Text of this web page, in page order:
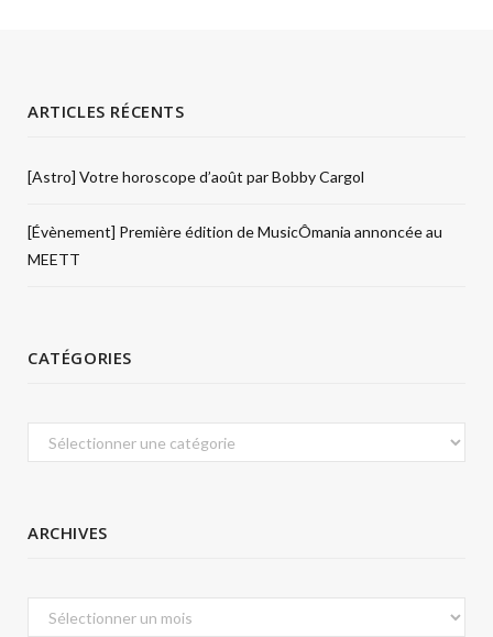
ARTICLES RÉCENTS
[Astro] Votre horoscope d’août par Bobby Cargol
[Évènement] Première édition de MusicÔmania annoncée au
MEETT
CATÉGORIES
Catégories
ARCHIVES
Archives